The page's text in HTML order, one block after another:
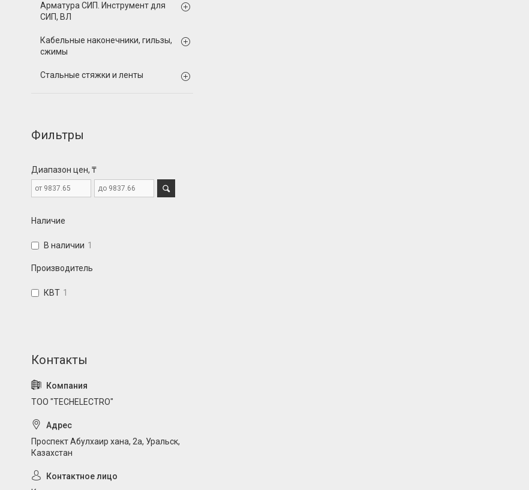
Арматура СИП. Инструмент для
СИП, ВЛ
Кабельные наконечники, гильзы,
сжимы
Стальные стяжки и ленты
Фильтры
Диапазон цен, ₸
Наличие
В наличии 1
Производитель
КВТ 1
ТОО "TECHELECTRO"
Проспект Абулхаир хана, 2а, Уральск,
Казахстан